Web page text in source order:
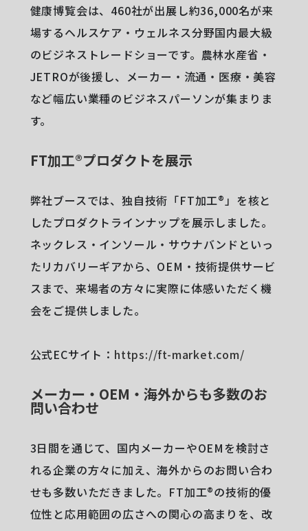
健康博覧会は、460社が出展し約36,000名が来
場するヘルスケア・ウェルネス分野国内最大級
のビジネストレードショーです。農林水産省・
JETROが後援し、メーカー・流通・医療・美容
など幅広い業種のビジネスパーソンが集まりま
す。
FT加工®︎プロダクトを展示
弊社ブースでは、独自技術「FT加工®︎」を核と
したプロダクトラインナップを展示しました。
ネックレス・インソール・サウナバンドといっ
たリカバリーギアから、OEM・技術提供サービ
スまで、来場者の方々に実際に体感いただく機
会をご提供しました。
公式ECサイト： https://ft-market.com/
メーカー・OEM・海外からも多数のお
問い合わせ
3日間を通じて、国内メーカーやOEMを検討さ
れる企業の方々に加え、海外からのお問い合わ
せも多数いただきました。FT加工®︎の技術的優
位性と応用範囲の広さへの関心の高まりを、改